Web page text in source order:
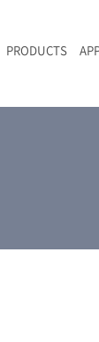
PRODUCTS